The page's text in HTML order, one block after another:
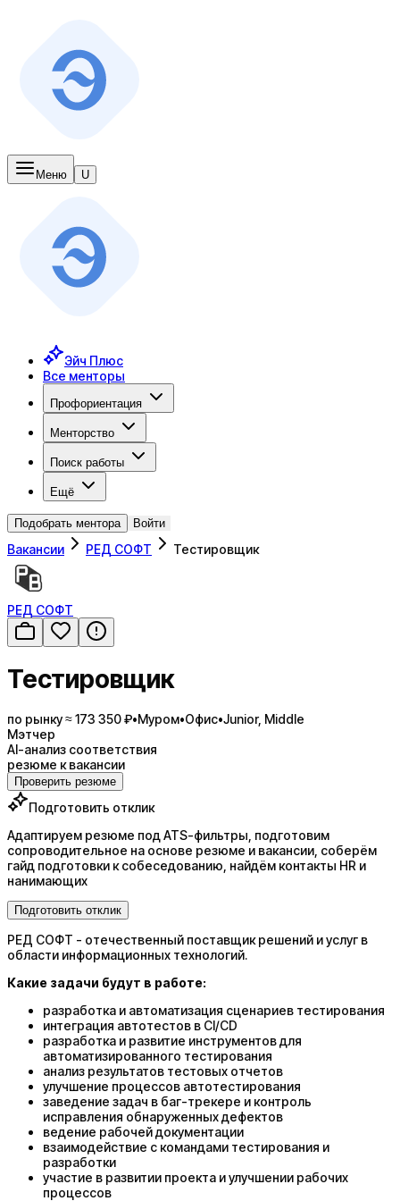
Меню U
Эйч Плюс
Все менторы
Профориентация
Менторство
Поиск работы
Ещё
Подобрать ментора Войти
Вакансии РЕД СОФТ Тестировщик
РЕД СОФТ
Тестировщик
по рынку ≈ 173 350 ₽•Муром•Офис•Junior, Middle
Мэтчер
AI-анализ соответствия
резюме к вакансии
Проверить резюме
Подготовить отклик
Адаптируем резюме под ATS-фильтры, подготовим
сопроводительное на основе резюме и вакансии, соберём
гайд подготовки к собеседованию, найдём контакты HR и
нанимающих
Подготовить отклик
РЕД СОФТ - отечественный поставщик решений и услуг в
области информационных технологий.
Какие задачи будут в работе:
разработка и автоматизация сценариев тестирования
интеграция автотестов в CI/CD
разработка и развитие инструментов для
автоматизированного тестирования
анализ результатов тестовых отчетов
улучшение процессов автотестирования
заведение задач в баг-трекере и контроль
исправления обнаруженных дефектов
ведение рабочей документации
взаимодействие с командами тестирования и
разработки
участие в развитии проекта и улучшении рабочих
процессов